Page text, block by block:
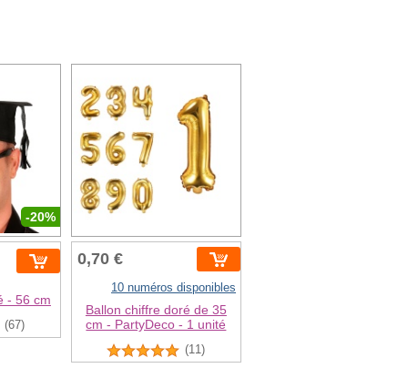
-20%
- 56 cm
(67)
0,70 €
10 numéros disponibles
Ballon chiffre doré de 35
cm - PartyDeco - 1 unité
(11)